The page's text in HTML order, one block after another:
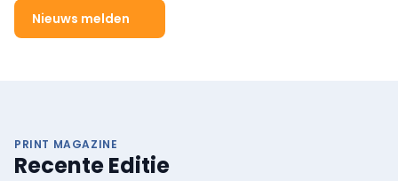
Nieuws melden
PRINT MAGAZINE
Recente Editie